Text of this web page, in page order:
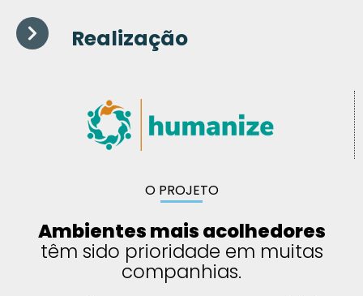
Realização
O PROJETO
Ambientes mais acolhedores
têm sido prioridade em muitas
companhias.